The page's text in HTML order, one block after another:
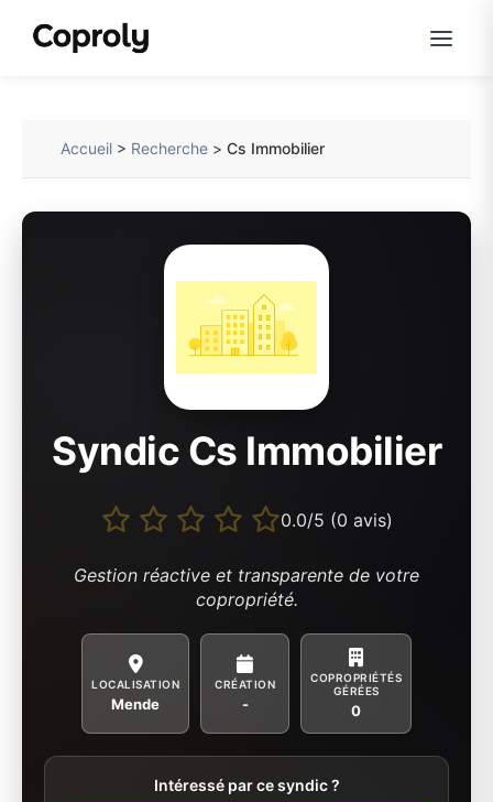
Accueil > Recherche >Cs Immobilier
Syndic Cs Immobilier
0.0/5 (0 avis)
Gestion réactive et transparente de votre
copropriété.
LOCALISATION
Mende
CRÉATION
-
COPROPRIÉTÉS
GÉRÉES
0
Intéressé par ce syndic ?